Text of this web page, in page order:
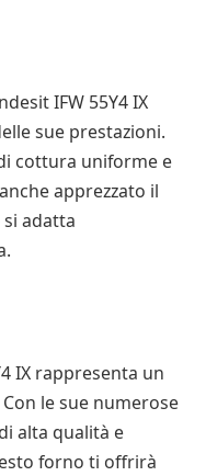
IFW 55Y4 IX
sue prestazioni.
cottura uniforme e
apprezzato il
adatta
IX rappresenta un
le sue numerose
alta qualità e
forno ti offrirà